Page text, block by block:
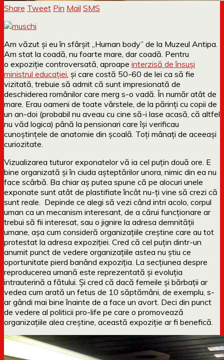
Share Tweet Pin Mail SMS
Am văzut și eu în sfârșit „Human body” de la Muzeul Antipa.
Am stat la coadă, nu foarte mare, dar coadă. Pentru
o expoziție controversată, aproape interzisă de însuși
ministrul educației , și care costă 50-60 de lei ca să fie
vizitată, trebuie să admit că sunt impresionată de
deschiderea românilor care merg s-o vadă. În număr atât de
mare. Erau oameni de toate vârstele, de la părinți cu copii de
un an-doi (probabil nu aveau cu cine să-i lase acasă, că altfel
nu văd logica) până la pensionari care își verificau
cunoștințele de anatomie din școală. Toți mânați de aceeași
curiozitate.
Vizualizarea tuturor exponatelor vă ia cel puțin două ore. E
bine organizată și în ciuda așteptărilor unora, nimic din ea nu
face scârbă. Ba chiar aș putea spune că pe alocuri unele
exponate sunt atât de plastifiate încât nu-ți vine să crezi că
sunt reale. Depinde ce alegi să vezi când intri acolo, corpul
uman ca un mecanism interesant, de a cărui funcționare ar
trebui să fii interesat, sau o jignire la adresa demnității
umane, așa cum consideră organizațiile creștine care au tot
protestat la adresa expoziției. Cred că cel puțin dintr-un
anumit punct de vedere organizațiile astea nu știu ce
oportunitate pierd banând expoziția. La secțiunea despre
reproducerea umană este reprezentată și evoluția
intrauterină a fătului. Și cred că dacă femeile și bărbații ar
vedea cum arată un fetus de 10 săptămâni, de exemplu, s-
ar gândi mai bine înainte de a face un avort. Deci din punct
de vedere al politicii pro-life pe care o promovează
organizațiile alea creștine, această expoziție ar fi benefică.